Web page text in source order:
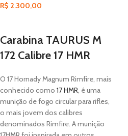
R$ 2.300,00
Carabina TAURUS M
172 Calibre 17 HMR
O 17 Hornady Magnum Rimfire, mais
conhecido como 17 HMR, é uma
munição de fogo circular para rifles,
o mais jovem dos calibres
denominados Rimfire. A munição